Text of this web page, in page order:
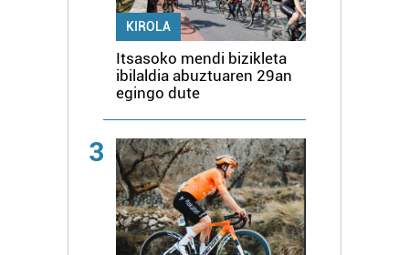
KIROLA
Itsasoko mendi bizikleta
ibilaldia abuztuaren 29an
egingo dute
3